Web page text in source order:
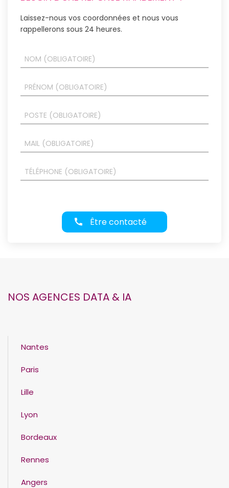
Laissez-nous vos coordonnées et nous vous
rappellerons sous 24 heures.
Être contacté
NOS AGENCES DATA & IA
Nantes
Paris
Lille
Lyon
Bordeaux
Rennes
Angers